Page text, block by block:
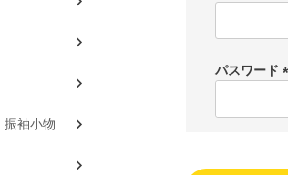
パスワード
振袖小物